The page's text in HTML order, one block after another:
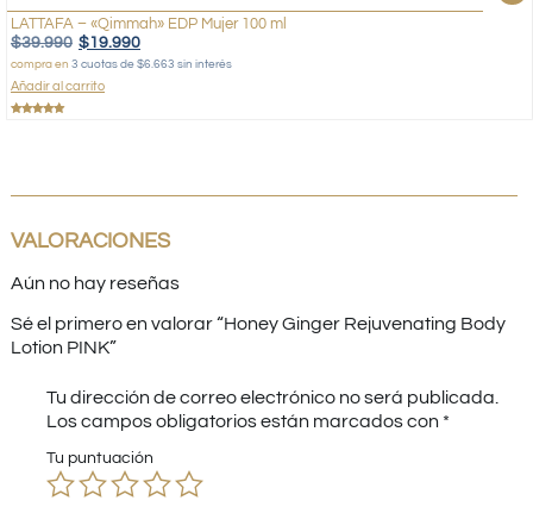
LATTAFA – «Qimmah» EDP Mujer 100 ml
$39.990 $19.990
compra en 3 cuotas de $6.663 sin interés
Añadir al carrito
VALORACIONES
Aún no hay reseñas
Sé el primero en valorar “Honey Ginger Rejuvenating Body
Lotion PINK”
Tu dirección de correo electrónico no será publicada.
Los campos obligatorios están marcados con *
Tu puntuación